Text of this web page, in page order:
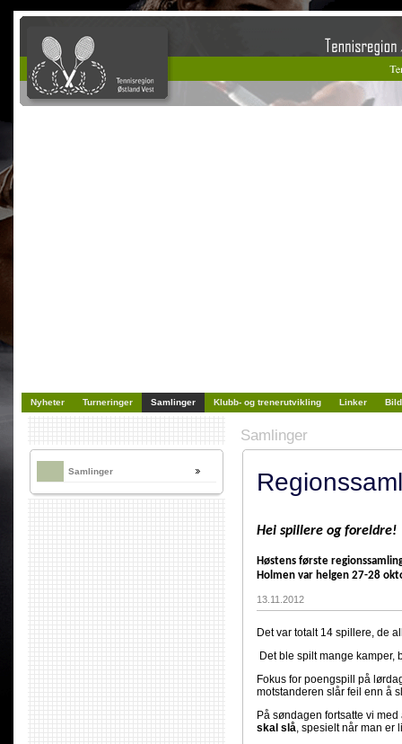
Nyheter Turneringer Samlinger Klubb- og trenerutvikling Linker
Samlinger
Samlinger
Hei spillere og foreldre!
Høstens første
Holmen var helgen 27-28
13.11.2012
Det var totalt 14 spillere, de
Det ble spilt mange
Fokus for poengspill på
motstanderen slår feil enn å
På søndagen fortsatte vi
skal slå, spesielt når man er